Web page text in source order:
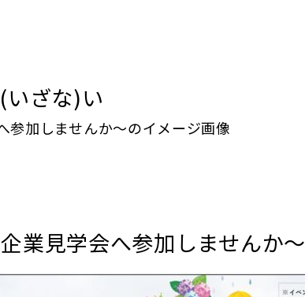
いざな)い
業見学会へ参加しませんか〜